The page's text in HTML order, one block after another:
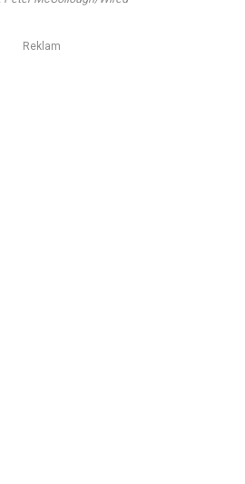
Reklam